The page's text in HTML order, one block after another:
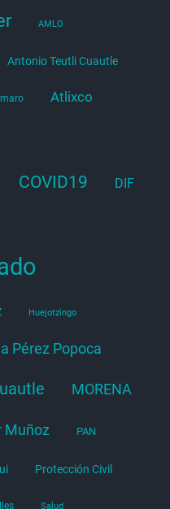
AMLO
Antonio Teutli Cuautle
Atlixco
COVID19 DIF
Huejotzingo
Pérez Popoca
MORENA
Muñoz PAN
Protección Civil
Salud